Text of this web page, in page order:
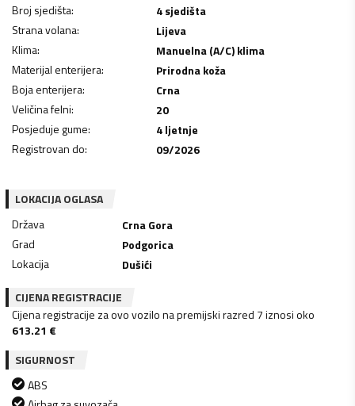
Broj sjedišta:
4 sjedišta
Strana volana:
Lijeva
Klima:
Manuelna (A/C) klima
Materijal enterijera:
Prirodna koža
Boja enterijera:
Crna
Veličina felni:
20
Posjeduje gume:
4 ljetnje
Registrovan do: 09/2026
LOKACIJA OGLASA
Država
Crna Gora
Grad
Podgorica
Lokacija
Dušići
CIJENA REGISTRACIJE
Cijena registracije za ovo vozilo na premijski razred 7 iznosi oko
613.21 €
SIGURNOST
ABS